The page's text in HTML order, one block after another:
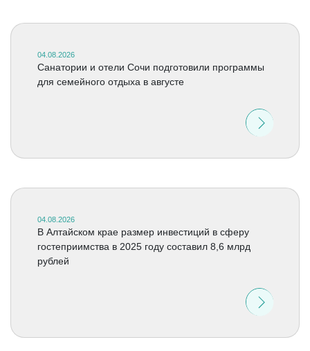
04.08.2026
Санатории и отели Сочи подготовили программы
для семейного отдыха в августе
04.08.2026
В Алтайском крае размер инвестиций в сферу
гостеприимства в 2025 году составил 8,6 млрд
рублей